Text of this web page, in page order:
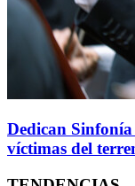
Dedican Sinfonía
víctimas del